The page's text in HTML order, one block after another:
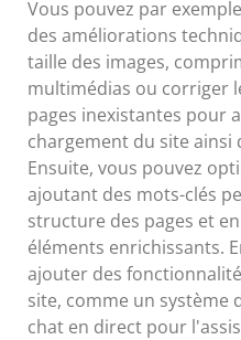
Vous pouvez par
des améliorations
taille des images,
multimédias ou corriger
pages inexistantes pour
chargement du site
Ensuite, vous pouvez
ajoutant des mots-clés
structure des pages et
éléments enrichissants.
ajouter des
site, comme un système
chat en direct pour